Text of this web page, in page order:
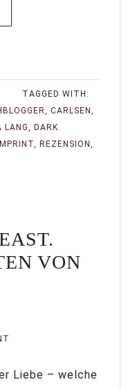
TAGGED WITH:
, CARLSEN ,
LANG, DARK
IMPRINT, REZENSION ,
VON
Liebe – welche